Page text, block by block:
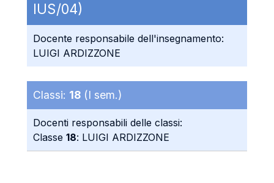
IUS/04)
Docente responsabile dell'insegnamento:
LUIGI ARDIZZONE
Classi: 18 (I sem.)
Docenti responsabili delle classi:
Classe 18: LUIGI ARDIZZONE